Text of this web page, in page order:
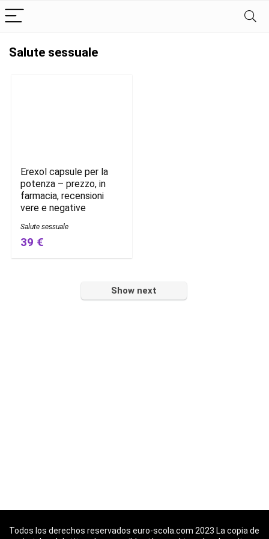
Salute sessuale
Erexol capsule per la
potenza – prezzo, in
farmacia, recensioni
vere e negative
Salute sessuale
39 €
Show next
Todos los derechos reservados euro-scola.com 2023 La copia de